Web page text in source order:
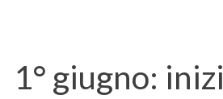
1° giugno: